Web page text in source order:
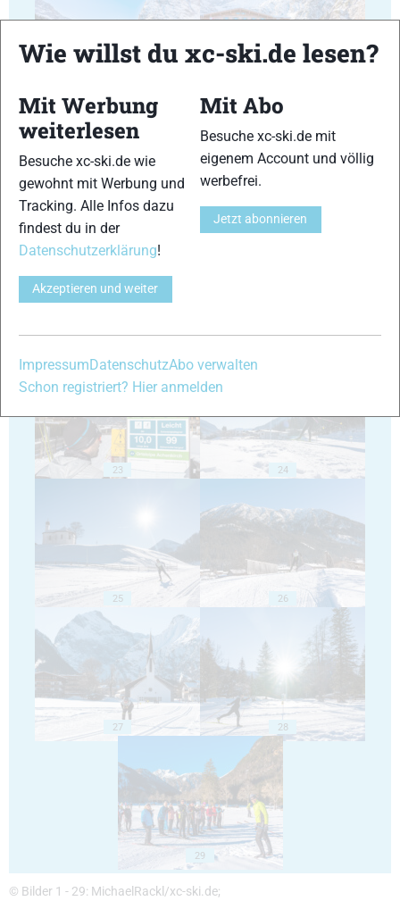
19 20
23 24
25 26
27 28
29
© Bilder 1 - 29: MichaelRackl/xc-ski.de;
Wie willst du xc-ski.de lesen?
Mit Werbung
weiterlesen
Besuche xc-ski.de wie
gewohnt mit Werbung und
Tracking. Alle Infos dazu
findest du in der
Datenschutzerklärung!
Akzeptieren und weiter
Mit Abo
Besuche xc-ski.de mit
eigenem Account und völlig
werbefrei.
Jetzt abonnieren
Impressum DatenschutzAbo verwalten
Schon registriert? Hier anmelden